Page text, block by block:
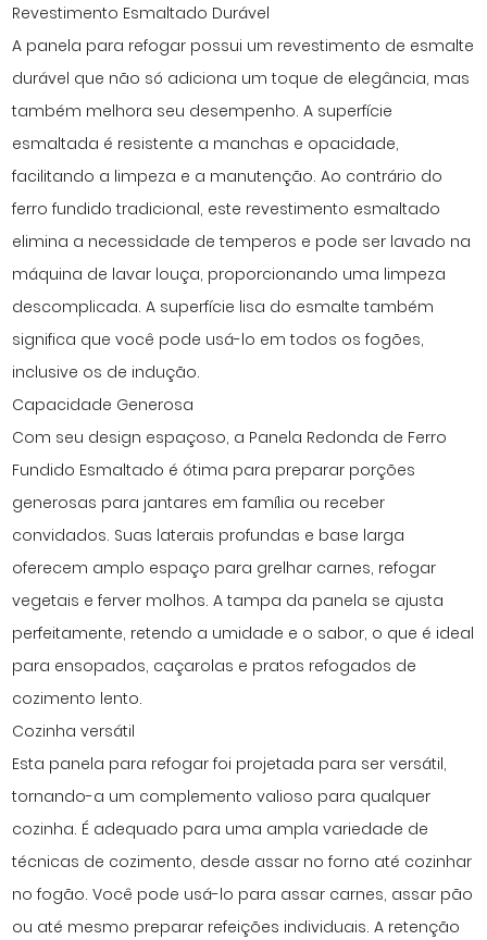
Revestimento Esmaltado Durável
A panela para refogar possui um revestimento de esmalte
durável que não só adiciona um toque de elegância, mas
também melhora seu desempenho. A superfície
esmaltada é resistente a manchas e opacidade,
facilitando a limpeza e a manutenção. Ao contrário do
ferro fundido tradicional, este revestimento esmaltado
elimina a necessidade de temperos e pode ser lavado na
máquina de lavar louça, proporcionando uma limpeza
descomplicada. A superfície lisa do esmalte também
significa que você pode usá-lo em todos os fogões,
inclusive os de indução.
Capacidade Generosa
Com seu design espaçoso, a Panela Redonda de Ferro
Fundido Esmaltado é ótima para preparar porções
generosas para jantares em família ou receber
convidados. Suas laterais profundas e base larga
oferecem amplo espaço para grelhar carnes, refogar
vegetais e ferver molhos. A tampa da panela se ajusta
perfeitamente, retendo a umidade e o sabor, o que é ideal
para ensopados, caçarolas e pratos refogados de
cozimento lento.
Cozinha versátil
Esta panela para refogar foi projetada para ser versátil,
tornando-a um complemento valioso para qualquer
cozinha. É adequado para uma ampla variedade de
técnicas de cozimento, desde assar no forno até cozinhar
no fogão. Você pode usá-lo para assar carnes, assar pão
ou até mesmo preparar refeições individuais. A retenção